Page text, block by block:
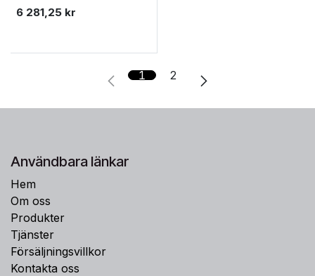
6 281,25 kr
1 2
Användbara länkar
Hem
Om oss
Produkter
Tjänster
Försäljningsvillkor
Kontakta oss